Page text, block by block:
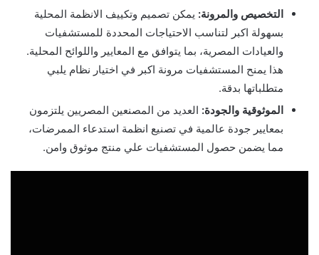
التخصيص والمرونة: يمكن تصميم وتكييف الانظمة المحلية
بسهولة اكبر لتناسب الاحتياجات المحددة للمستشفيات
والعيادات المصرية، بما يتوافق مع المعايير واللوائح المحلية.
هذا يمنح المستشفيات مرونة اكبر في اختيار نظام يلبي
متطلباتها بدقة.
الموثوقية والجودة: العديد من المصنعين المصريين يلتزمون
بمعايير جودة عالمية في تصنيع انظمة استدعاء الممرضات،
مما يضمن حصول المستشفيات علي منتج موثوق وامن.